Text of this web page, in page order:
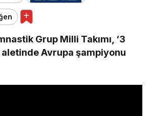
Grup Milli Takımı, ‘3
aletinde Avrupa şampiyonu